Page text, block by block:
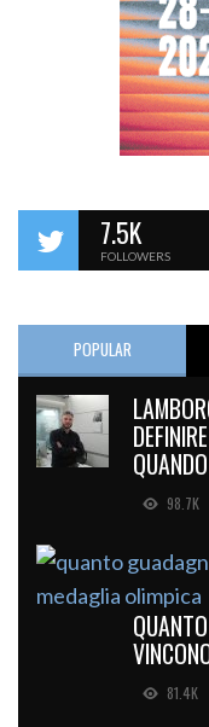
7.5K
FOLLOWERS
POPULAR
98.7K
81.4K